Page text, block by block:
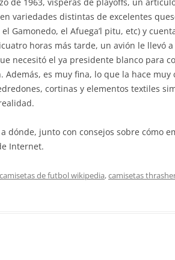
variedades distintas de excelentes
Gamonedo, el Afuega’l pitu, etc) y
horas más tarde, un avión le llevó
necesitó el ya presidente blanco para
es muy fina, lo que la hace
cortinas y elementos textiles
dónde, junto con consejos sobre cómo
Internet.
camisetas de futbol wikipedia,camisetas